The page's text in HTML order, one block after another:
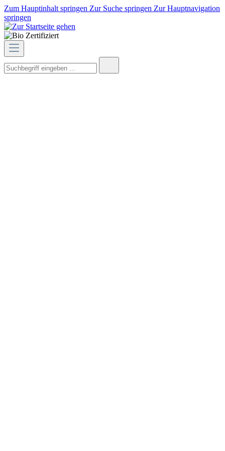
Zum Hauptinhalt springen Zur Suche springen Zur Hauptnavigation
springen